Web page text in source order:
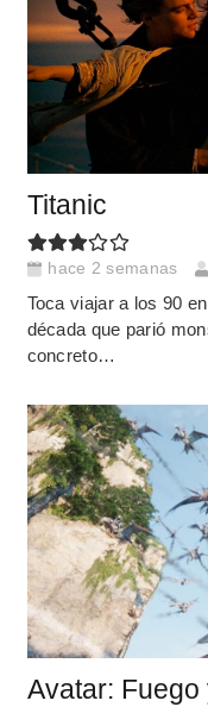
Titanic
hace 2 semanas
Toca viajar a los 90
década que parió
concreto…
Avatar: Fuego